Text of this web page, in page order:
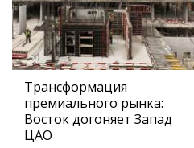
Трансформация
премиального рынка:
Восток догоняет Запад
ЦАО